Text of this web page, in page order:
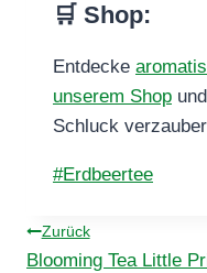
🛒 Shop:
Entdecke
unserem Shop
Schluck
Schlagworte:
#Erdbeertee
Zurück
Blooming Tea Little